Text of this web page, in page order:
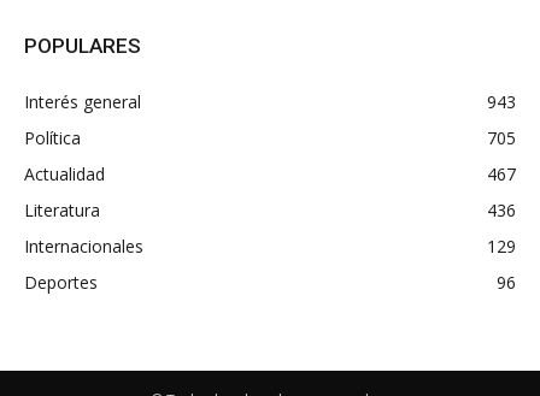
POPULARES
Interés general
943
Política
705
Actualidad
467
Literatura
436
Internacionales
129
Deportes
96